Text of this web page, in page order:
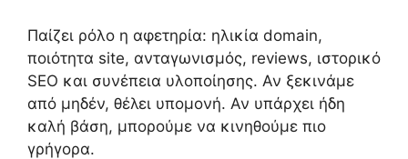
Παίζει ρόλο η αφετηρία: ηλικία domain,
ποιότητα site, ανταγωνισμός, reviews, ιστορικό
SEO και συνέπεια υλοποίησης. Αν ξεκινάμε
από μηδέν, θέλει υπομονή. Αν υπάρχει ήδη
καλή βάση, μπορούμε να κινηθούμε πιο
γρήγορα.